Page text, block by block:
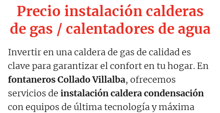
Precio instalación calderas
de gas / calentadores de agua
Invertir en una caldera de gas de calidad es
clave para garantizar el confort en tu hogar. En
fontaneros Collado Villalba, ofrecemos
servicios de instalación caldera condensación
con equipos de última tecnología y máxima